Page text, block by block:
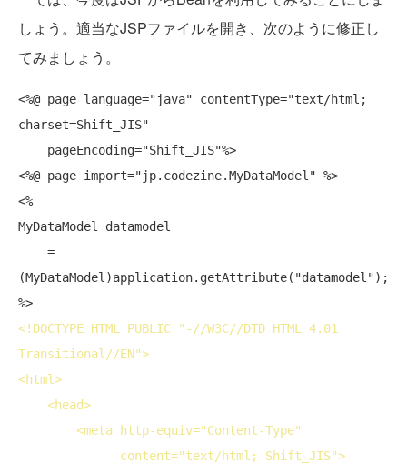
しょう。適当なJSPファイルを開き、次のように修正し
てみましょう。
<%@ page language="java" contentType="text/html;
charset=Shift_JIS"
<%@ page import="jp.codezine.MyDataModel" %>
<%
MyDataModel datamodel
(MyDataModel)application.getAttribute("datamodel");
<! DOCTYPE HTML PUBLIC "-//W3C//DTD HTML 4.01
Transitional//EN">
<html>
<head>
<meta http-equiv="Content-Type"
content="text/html; Shift_JIS">